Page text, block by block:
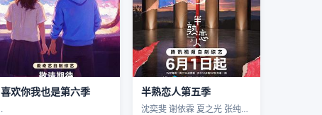
喜欢你我也是第六季
.
半熟恋人第五季
沈奕斐 谢依霖 夏之光 张纯烨 …